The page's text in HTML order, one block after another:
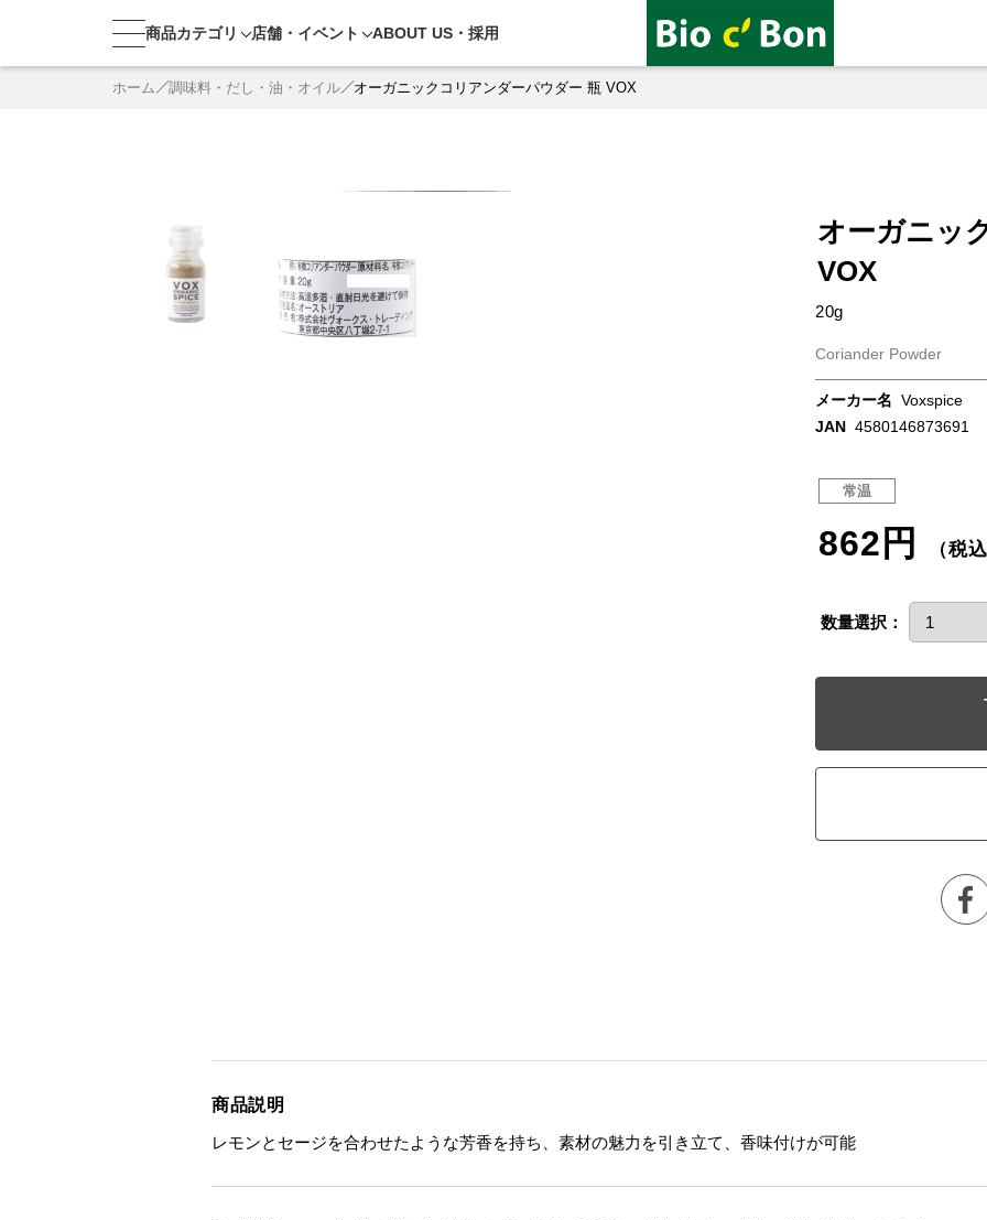
商品カテゴリ 店舗・ イベント ABOUT US・ 採用
ホーム 調味料・だし・油・オイル オーガニックコリアンダーパウダー 瓶 VOX
オーガニッ
VOX
20g
Coriander Powder
メーカー名 Voxspice
JAN 4580146873691
常温
862円 （税込
数量選択：
商品説明
レモンとセージを合わせたような芳香を持ち、素材の魅力を引き立て、香味付けが可能